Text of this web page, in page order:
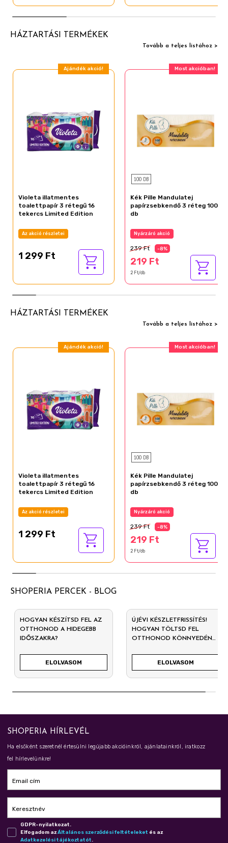
HÁZTARTÁSI TERMÉKEK
Tovább a teljes listához >
Ajándék akció!
Violeta illatmentes
toalettpapír 3 rétegű 16
tekercs Limited Edition
Az akció részletei
1 299 Ft
Most akcióban!
100 DB
Kék Pille Mandulatej
papírzsebkendő 3 réteg 100
db
Nyárzáró akció
239 Ft -8%
219 Ft
2 Ft/db
HÁZTARTÁSI TERMÉKEK
Tovább a teljes listához >
Ajándék akció!
Violeta illatmentes
toalettpapír 3 rétegű 16
tekercs Limited Edition
Az akció részletei
1 299 Ft
Most akcióban!
100 DB
Kék Pille Mandulatej
papírzsebkendő 3 réteg 100
db
Nyárzáró akció
239 Ft -8%
219 Ft
2 Ft/db
SHOPERIA PERCEK - BLOG
HOGYAN KÉSZÍTSD FEL AZ
OTTHONOD A HIDEGEBB
IDŐSZAKRA?
ELOLVASOM
ÚJÉVI KÉSZLETFRISSÍTÉS!
HOGYAN TÖLTSD FEL
OTTHONOD KÖNNYEDÉN
ELOLVASOM
SHOPERIA HÍRLEVÉL
Ha elsőként szeretnél értesülni legújabb akcióinkról, ajánlatainkról, iratkozz
fel hírlevelünkre!
Email cím
Keresztnév
GDPR-nyilatkozat.
Elfogadom azÁl­ta­lá­nos szer­ző­dé­si fel­té­te­le­ket és az
Adat­ke­ze­lé­si tá­jé­koz­ta­tót.